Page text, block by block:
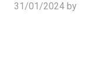
31/01/2024 by